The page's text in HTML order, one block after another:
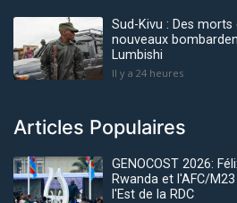
Sud-Kivu : Des
nouveaux
Lumbishi
Il y a 24 heures
Articles Populaires
GENOCOST 2026:
Rwanda et l'AFC/
l'Est de la RDC